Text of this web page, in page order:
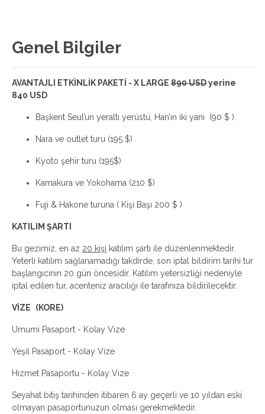
Genel Bilgiler
AVANTAJLI ETKİNLİK PAKETİ - X LARGE 890 USDyerine
840 USD
Başkent Seul’un yeraltı yerüstü, Han’ın iki yanı (90 $ )
Nara ve outlet turu (195 $)
Kyoto şehir turu (195$)
Kamakura ve Yokohama (210 $)
Fuji & Hakone turuna ( Kişi Başı 200 $ )
KATILIM ŞARTI
Bu gezimiz, en az 20 kişi katılım şartı ile düzenlenmektedir.
Yeterli katılım sağlanamadığı takdirde, son iptal bildirim tarihi tur
başlangıcının 20 gün öncesidir. Katılım yetersizliği nedeniyle
iptal edilen tur, acenteniz aracılığı ile tarafınıza bildirilecektir.
VİZE (KORE)
Umumi Pasaport - Kolay Vize
Yeşil Pasaport - Kolay Vize
Hizmet Pasaportu - Kolay Vize
Seyahat bitiş tarihinden itibaren 6 ay geçerli ve 10 yıldan eski
olmayan pasaportunuzun olması gerekmektedir.